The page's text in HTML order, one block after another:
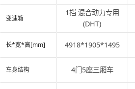
变速箱
长*宽*高[mm]
车身结构
1挡 混合动力专用
(DHT)
4918*1905*1495
4门5座三厢车